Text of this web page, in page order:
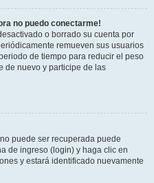
no puedo conectarme!
o borrado su cuenta por
remueven sus usuarios
de tiempo para reducir el peso
de nuevo y participe de las
puede ser recuperada puede
de ingreso (login) y haga clic en
y estará identificado nuevamente